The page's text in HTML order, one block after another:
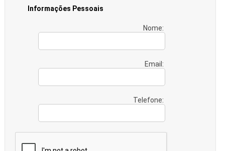
Informações Pessoais
Nome:
Email:
Telefone: